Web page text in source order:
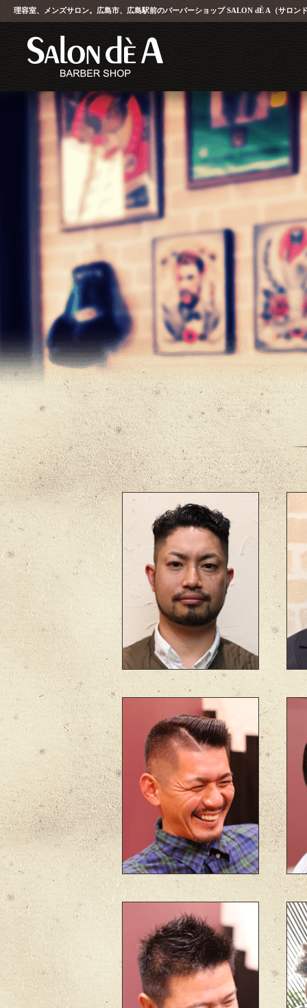
理容室、メンズサロン。広島市、広島駅前のバーバーショップSALON dÈ A （サロン